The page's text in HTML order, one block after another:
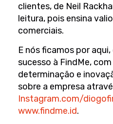
clientes, de Neil
leitura, pois ensina
comerciais.
E nós ficamos por
sucesso à FindMe,
determinação e
sobre a empresa
Instagram.com/
www.findme.id.